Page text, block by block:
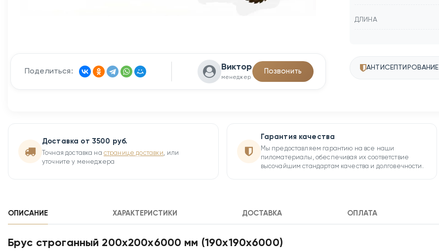
Поделиться:
Виктор
менеджер
Позвонить
ДЛИНА
АНТИСЕПТИРОВАНИЕ
Доставка от 3500 руб.
Точная доставка на странице доставки, или
уточните у менеджера
Гарантия качества
Мы предоставляем гарантию на все наши
пиломатериалы, обеспечивая их соответствие
высочайшим стандартам качества и долговечности.
ОПИСАНИЕ ХАРАКТЕРИСТИКИ ДОСТАВКА ОПЛАТА
Брус строганный 200х200х6000 мм (190х190х6000)